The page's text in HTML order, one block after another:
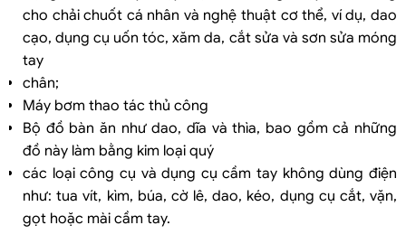
cho chải chuốt cá nhân và nghệ thuật cơ thể, ví dụ, dao
cạo, dụng cụ uốn tóc, xăm da, cắt sửa và sơn sửa móng
tay
chân;
Máy bơm thao tác thủ công
Bộ đồ bàn ăn như dao, dĩa và thìa, bao gồm cả những
đồ này làm bằng kim loại quý
các loại công cụ và dụng cụ cầm tay không dùng điện
như: tua vít, kìm, búa, cờ lê, dao, kéo, dụng cụ cắt, vặn,
gọt hoặc mài cầm tay.